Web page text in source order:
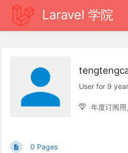
Laravel 学院
User for 9
年度订阅用
0 Pages